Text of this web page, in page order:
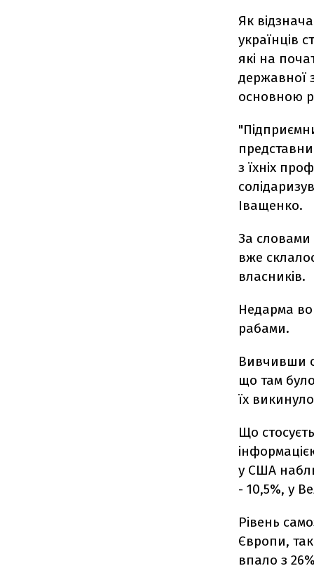
Як
українців
які на
державної
основною
з їхніх
Іващенко.
За словами
вже
власників.
Недарма
рабами.
Вивчивши
що там
їх
Що
у США
- 10,5%, у
Рівень
Європи,
впало з